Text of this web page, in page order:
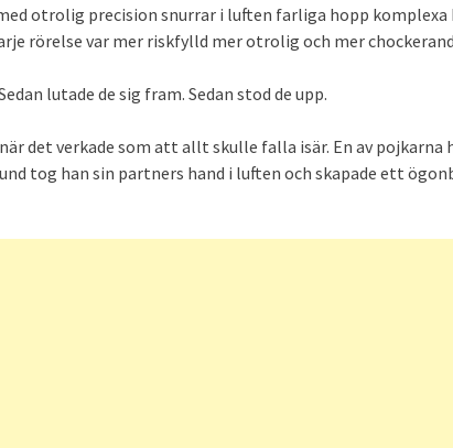
otrolig precision snurrar i luften farliga hopp komplexa
rörelse var mer riskfylld mer otrolig och mer
lutade de sig fram. Sedan stod de upp.
det verkade som att allt skulle falla isär. En av pojkarna
tog han sin partners hand i luften och skapade ett